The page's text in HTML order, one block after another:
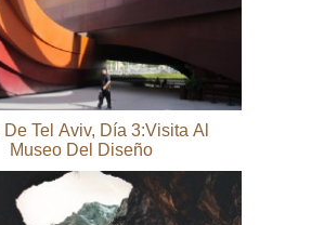
De Tel Aviv, Día 3:Visita Al
Museo Del Diseño